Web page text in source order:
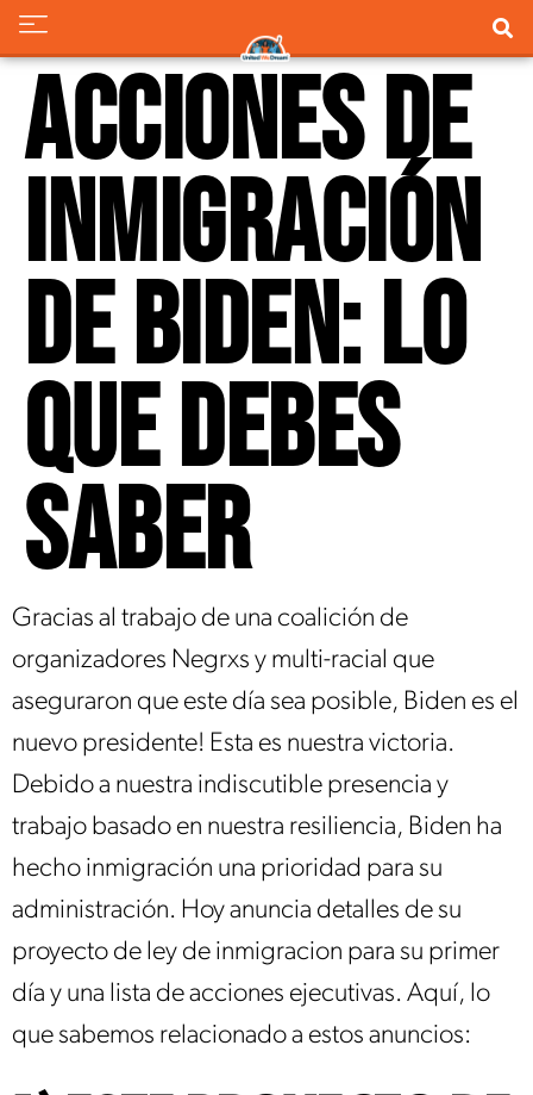
Acciones de
Inmigración
de Biden: Lo
Que Debes
Saber
Gracias al trabajo de una coalición de
organizadores Negrxs y multi-racial que
aseguraron que este día sea posible, Biden es el
nuevo presidente! Esta es nuestra victoria.
Debido a nuestra indiscutible presencia y
trabajo basado en nuestra resiliencia, Biden ha
hecho inmigración una prioridad para su
administración. Hoy anuncia detalles de su
proyecto de ley de inmigracion para su primer
día y una lista de acciones ejecutivas. Aquí, lo
que sabemos relacionado a estos anuncios: